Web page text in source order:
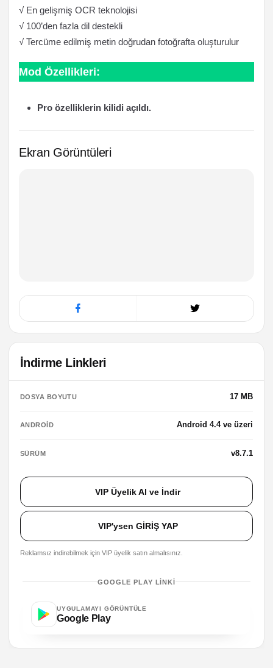
√ En gelişmiş OCR teknolojisi
√ 100’den fazla dil destekli
√ Tercüme edilmiş metin doğrudan fotoğrafta oluşturulur
Mod Özellikleri:
Pro özelliklerin kilidi açıldı.
Ekran Görüntüleri
İndirme Linkleri
DOSYA BOYUTU 17 MB
ANDROID Android 4.4 ve üzeri
SÜRÜM v8.7.1
VIP Üyelik Al ve İndir
VIP'ysen GİRİŞ YAP
Reklamsız indirebilmek için VIP üyelik satın almalısınız.
GOOGLE PLAY LINKI
UYGULAMAYI GÖRÜNTÜLE
Google Play